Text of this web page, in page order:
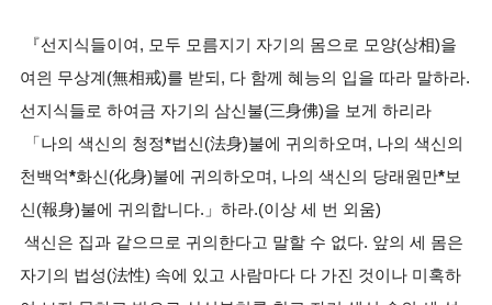
『선지식들이여, 모두 모름지기 자기의 몸으로 모양(상相)을
여읜 무상계(無相戒)를 받되, 다 함께 혜능의 입을 따라 말하라.
선지식들로 하여금 자기의 삼신불(三身佛)을 보게 하리라
「나의 색신의 청정*법신(法身)불에 귀의하오며, 나의 색신의
천백억*화신(化身)불에 귀의하오며, 나의 색신의 당래원만*보
신(報身)불에 귀의합니다.」하라.(이상 세 번 외움)
색신은 집과 같으므로 귀의한다고 말할 수 없다. 앞의 세 몸은
자기의 법성(法性) 속에 있고 사람마다 다 가진 것이나 미혹하